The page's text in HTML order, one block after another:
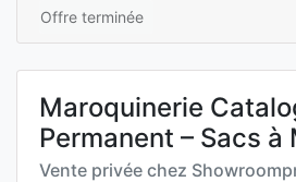
Offre terminée
Maroquinerie
Permanent – Sacs à
Vente privée chez